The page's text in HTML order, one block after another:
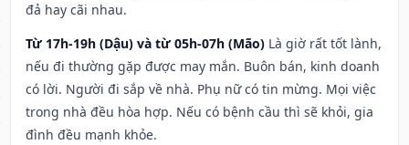
đả hay cãi nhau.
Từ 17h-19h (Dậu) và từ 05h-07h (Mão) Là giờ rất tốt lành,
nếu đi thường gặp được may mắn. Buôn bán, kinh doanh
có lời. Người đi sắp về nhà. Phụ nữ có tin mừng. Mọi việc
trong nhà đều hòa hợp. Nếu có bệnh cầu thì sẽ khỏi, gia
đình đều mạnh khỏe.